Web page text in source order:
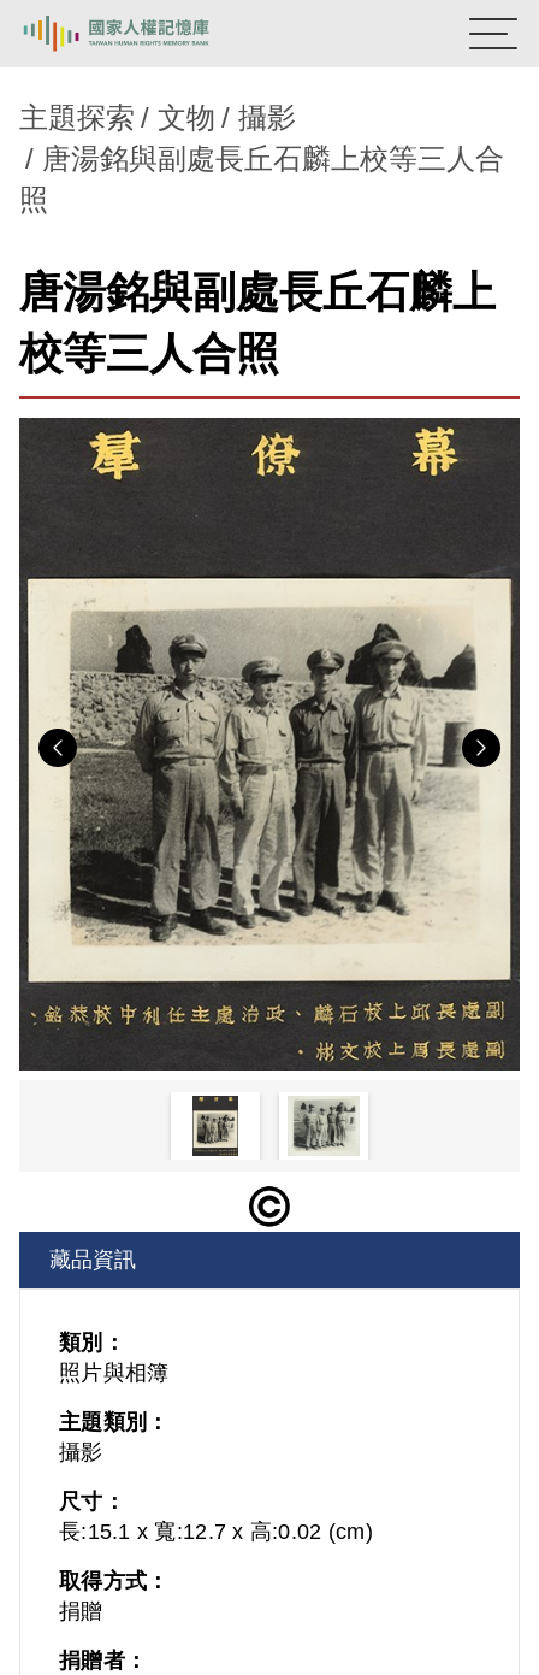
熱門關鍵字：陳孟和 李舜治 鹿窟事件
安康接待室
新生訓導處
背景知識
關於我們
意見信箱
主題探索 文物
攝影
唐湯銘與副處長丘石麟上校等三人合
照
唐湯銘與副處長丘石麟上
校等三人合照
Previous
藏品資訊
類別：
照片與相簿
主題類別：
攝影
尺寸：
長:15.1 x 寬:12.7 x 高:0.02 (cm)
取得方式：
捐贈
捐贈者：